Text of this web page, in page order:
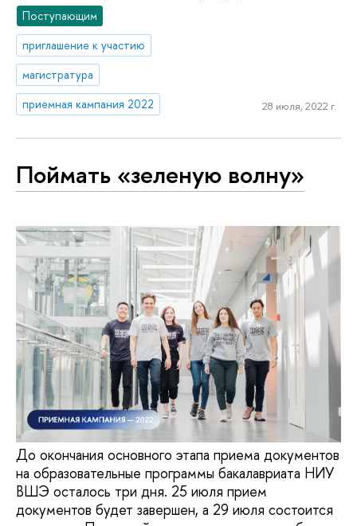
Поступающим
приглашение к участию
магистратура
приемная кампания 2022
28 июля, 2022 г.
Поймать «зеленую волну»
До окончания основного этапа приема документов
на образовательные программы бакалавриата НИУ
ВШЭ осталось три дня. 25 июля прием
документов будет завершен, а 29 июля состоится